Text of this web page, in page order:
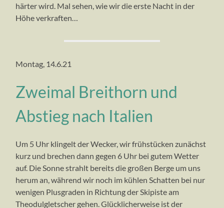
härter wird. Mal sehen, wie wir die erste Nacht in der
Höhe verkraften…
Montag, 14.6.21
Zweimal Breithorn und
Abstieg nach Italien
Um 5 Uhr klingelt der Wecker, wir frühstücken zunächst
kurz und brechen dann gegen 6 Uhr bei gutem Wetter
auf. Die Sonne strahlt bereits die großen Berge um uns
herum an, während wir noch im kühlen Schatten bei nur
wenigen Plusgraden in Richtung der Skipiste am
Theodulgletscher gehen. Glücklicherweise ist der